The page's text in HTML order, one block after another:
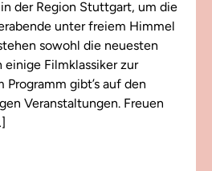
der Region Stuttgart, um die
unter freiem Himmel
sowohl die neuesten
einige Filmklassiker zur
gibt’s auf den
Veranstaltungen. Freuen